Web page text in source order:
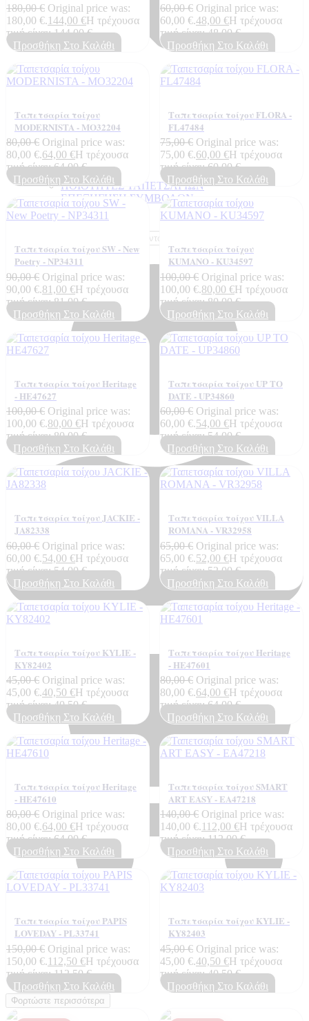
ΠΟΙΟΤΗΤΕΣ ΤΑΠΕΤΣΑΡΙΩΝ
ΕΠΕΞΗΓΗΣΗ ΣΥΜΒΟΛΩΝ
0,00€ 0
Cart
180,00€ Original price was:
180,00 €.144,00 €Η τρέχουσα
τιμή είναι: 144,00 €.
Προσθήκη Στο Καλάθι
60,00€ Original price was:
60,00 €.48,00 €Η τρέχουσα
τιμή είναι: 48,00 €.
Προσθήκη Στο Καλάθι
Ταπετσαρία τοίχου
MODERNISTA - MO32204
80,00€ Original price was:
80,00 €.64,00 €Η τρέχουσα
τιμή είναι: 64,00 €.
Προσθήκη Στο Καλάθι
Ταπετσαρία τοίχου FLORA -
FL47484
75,00€ Original price was:
75,00 €.60,00 €Η τρέχουσα
τιμή είναι: 60,00 €.
Προσθήκη Στο Καλάθι
Ταπετσαρία τοίχου SW - New
Poetry - NP34311
90,00€ Original price was:
90,00 €.81,00 €Η τρέχουσα
τιμή είναι: 81,00 €.
Προσθήκη Στο Καλάθι
Ταπετσαρία τοίχου
KUMANO - KU34597
100,00€ Original price was:
100,00 €.80,00 €Η τρέχουσα
τιμή είναι: 80,00 €.
Προσθήκη Στο Καλάθι
Ταπετσαρία τοίχου Heritage
- ΗΕ47627
100,00€ Original price was:
100,00 €.80,00 €Η τρέχουσα
τιμή είναι: 80,00 €.
Προσθήκη Στο Καλάθι
Ταπετσαρία τοίχου UP TO
DATE - UP34860
60,00€ Original price was:
60,00 €.54,00 €Η τρέχουσα
τιμή είναι: 54,00 €.
Προσθήκη Στο Καλάθι
Ταπετσαρία τοίχου JACKIE -
JA82338
60,00€ Original price was:
60,00 €.54,00 €Η τρέχουσα
τιμή είναι: 54,00 €.
Προσθήκη Στο Καλάθι
Ταπετσαρία τοίχου VILLA
ROMANA - VR32958
65,00€ Original price was:
65,00 €.52,00 €Η τρέχουσα
τιμή είναι: 52,00 €.
Προσθήκη Στο Καλάθι
Ταπετσαρία τοίχου KYLIE -
KY82402
45,00€ Original price was:
45,00 €.40,50 €Η τρέχουσα
τιμή είναι: 40,50 €.
Προσθήκη Στο Καλάθι
Ταπετσαρία τοίχου Heritage
- ΗΕ47601
80,00€ Original price was:
80,00 €.64,00 €Η τρέχουσα
τιμή είναι: 64,00 €.
Προσθήκη Στο Καλάθι
Ταπετσαρία τοίχου Heritage
- ΗΕ47610
80,00€ Original price was:
80,00 €.64,00 €Η τρέχουσα
τιμή είναι: 64,00 €.
Προσθήκη Στο Καλάθι
Ταπετσαρία τοίχου SMART
ART EASY - EA47218
140,00€ Original price was:
140,00 €.112,00 €Η τρέχουσα
τιμή είναι: 112,00 €.
Προσθήκη Στο Καλάθι
Ταπετσαρία τοίχου PAPIS
LOVEDAY - PL33741
150,00€ Original price was:
150,00 €.112,50 €Η τρέχουσα
τιμή είναι: 112,50 €.
Προσθήκη Στο Καλάθι
Ταπετσαρία τοίχου KYLIE -
KY82403
45,00€ Original price was:
45,00 €.40,50 €Η τρέχουσα
τιμή είναι: 40,50 €.
Προσθήκη Στο Καλάθι
Φορτώστε περισσότερα